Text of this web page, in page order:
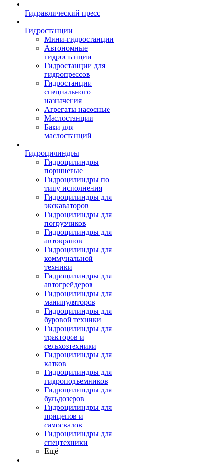
Гидравлический пресс
Гидростанции
Мини-гидростанции
Автономные
гидростанции
Гидростанции для
гидропрессов
Гидростанции
специального
назначения
Агрегаты насосные
Маслостанции
Баки для
маслостанций
Гидроцилиндры
Гидроцилиндры
поршневые
Гидроцилиндры по
типу исполнения
Гидроцилиндры для
экскаваторов
Гидроцилиндры для
погрузчиков
Гидроцилиндры для
автокранов
Гидроцилиндры для
коммунальной
техники
Гидроцилиндры для
автогрейдеров
Гидроцилиндры для
манипуляторов
Гидроцилиндры для
буровой техники
Гидроцилиндры для
тракторов и
сельхозтехники
Гидроцилиндры для
катков
Гидроцилиндры для
гидроподъемников
Гидроцилиндры для
бульдозеров
Гидроцилиндры для
прицепов и
самосвалов
Гидроцилиндры для
спецтехники
Ещё